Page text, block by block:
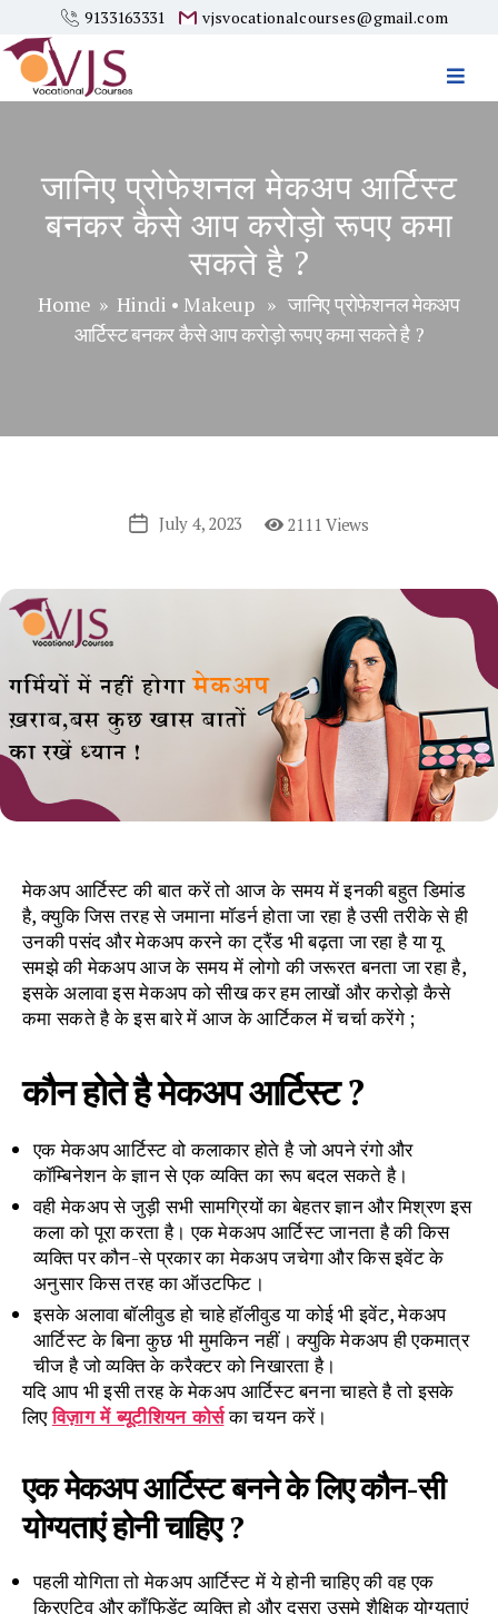
9133163331 vjsvocationalcourses@gmail.com
जानिए प्रोफेशनल मेकअप आर्टिस्ट
बनकर कैसे आप करोड़ो रूपए कमा
सकते है ?
Home » Hindi • Makeup» जानिए प्रोफेशनल मेकअप
आर्टिस्ट बनकर कैसे आप करोड़ो रूपए कमा सकते है ?
PostJuly 4, 2023 2111 Views
मेकअप आर्टिस्ट की बात करें तो आज के समय में इनकी बहुत डिमांड
है, क्युकि जिस तरह से जमाना मॉडर्न होता जा रहा है उसी तरीके से ही
उनकी पसंद और मेकअप करने का ट्रैंड भी बढ़ता जा रहा है या यू
समझे की मेकअप आज के समय में लोगो की जरूरत बनता जा रहा है,
इसके अलावा इस मेकअप को सीख कर हम लाखों और करोड़ो कैसे
कमा सकते है के इस बारे में आज के आर्टिकल में चर्चा करेंगे ;
कौन होते है मेकअप आर्टिस्ट ?
एक मेकअप आर्टिस्ट वो कलाकार होते है जो अपने रंगो और
कॉम्बिनेशन के ज्ञान से एक व्यक्ति का रूप बदल सकते है।
वही मेकअप से जुड़ी सभी सामग्रियों का बेहतर ज्ञान और मिश्रण इस
कला को पूरा करता है। एक मेकअप आर्टिस्ट जानता है की किस
व्यक्ति पर कौन-से प्रकार का मेकअप जचेगा और किस इवेंट के
अनुसार किस तरह का ऑउटफिट।
इसके अलावा बॉलीवुड हो चाहे हॉलीवुड या कोई भी इवेंट, मेकअप
आर्टिस्ट के बिना कुछ भी मुमकिन नहीं। क्युकि मेकअप ही एकमात्र
चीज है जो व्यक्ति के करैक्टर को निखारता है।
यदि आप भी इसी तरह के मेकअप आर्टिस्ट बनना चाहते है तो इसके
लिएविज़ाग में ब्यूटीशियन कोर्सका चयन करें।
एक मेकअप आर्टिस्ट बनने के लिए कौन-सी
योग्यताएं होनी चाहिए ?
पहली योगिता तो मेकअप आर्टिस्ट में ये होनी चाहिए की वह एक
क्रिएटिव और कॉंफिडेंट व्यक्ति हो और दूसरा उसमे शैक्षिक योग्यताएं